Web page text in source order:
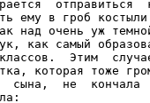
отправиться
ему в гроб
над очень уж
как самый
Этим
которая тоже
не  кончала